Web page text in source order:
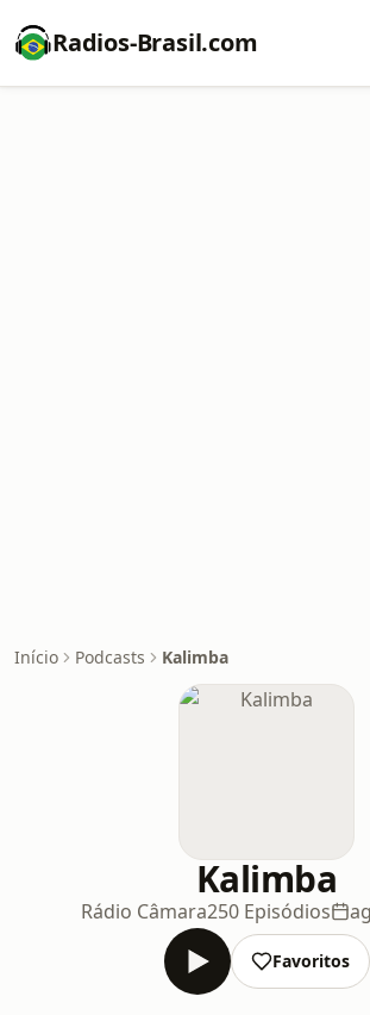
Radios-Brasil.com
Início Podcasts Kalimba
Kalimba
Rádio Câmara250 Episódios
Favoritos